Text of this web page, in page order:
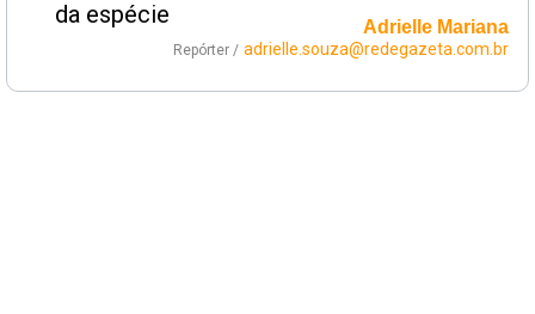
Adrielle Mariana
Repórter / adrielle.souza@redegazeta.com.br